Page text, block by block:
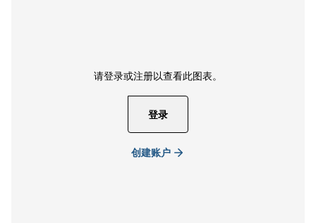
请登录或注册以查看此图表。
登录
创建账户